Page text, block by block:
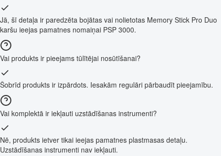
Jā, šī detaļa ir paredzēta bojātas vai nolietotas Memory Stick Pro Duo
karšu ieejas pamatnes nomaiņai PSP 3000.
Vai produkts ir pieejams tūlītējai nosūtīšanai?
Šobrīd produkts ir izpārdots. Iesakām regulāri pārbaudīt pieejamību.
Vai komplektā ir iekļauti uzstādīšanas instrumenti?
Nē, produkts ietver tikai ieejas pamatnes plastmasas detaļu.
Uzstādīšanas instrumenti nav iekļauti.